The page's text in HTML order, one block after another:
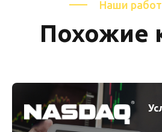
Наши
Похожие